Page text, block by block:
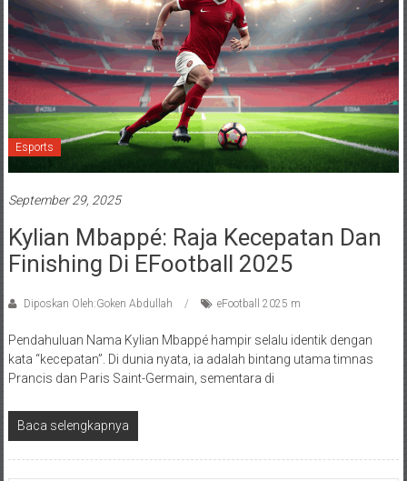
Esports
September 29, 2025
Kylian Mbappé: Raja Kecepatan Dan
Finishing Di EFootball 2025
Diposkan Oleh:Goken Abdullah eFootball 2025 m
Pendahuluan Nama Kylian Mbappé hampir selalu identik dengan
kata “kecepatan”. Di dunia nyata, ia adalah bintang utama timnas
Prancis dan Paris Saint-Germain, sementara di
Baca selengkapnya